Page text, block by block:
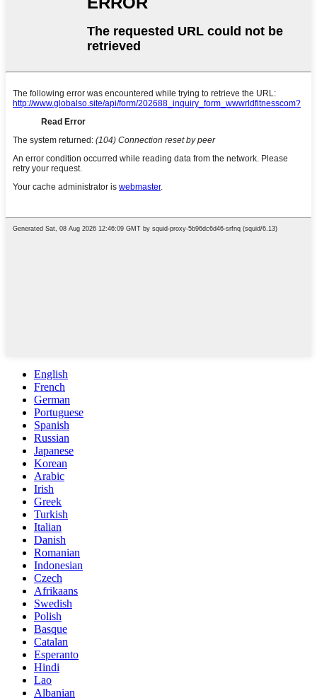
English
French
German
Portuguese
Spanish
Russian
Japanese
Korean
Arabic
Irish
Greek
Turkish
Italian
Danish
Romanian
Indonesian
Czech
Afrikaans
Swedish
Polish
Basque
Catalan
Esperanto
Hindi
Lao
Albanian